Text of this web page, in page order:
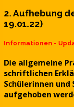
2. Aufhebung
19.01.22)
Informationen -
Die allgemeine
schriftlichen
Schülerinnen und
aufgehoben